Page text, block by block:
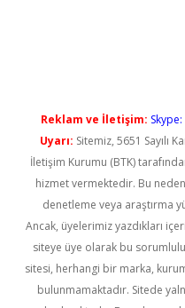
Reklam ve İletişim:
Uyarı: Sitemiz, 5651 Sayılı
İletişim Kurumu (BTK)
hizmet vermektedir. Bu
denetleme veya araştırma
Ancak, üyelerimiz yazdıkları
siteye üye olarak bu
sitesi, herhangi bir marka,
bulunmamaktadır. Sitede